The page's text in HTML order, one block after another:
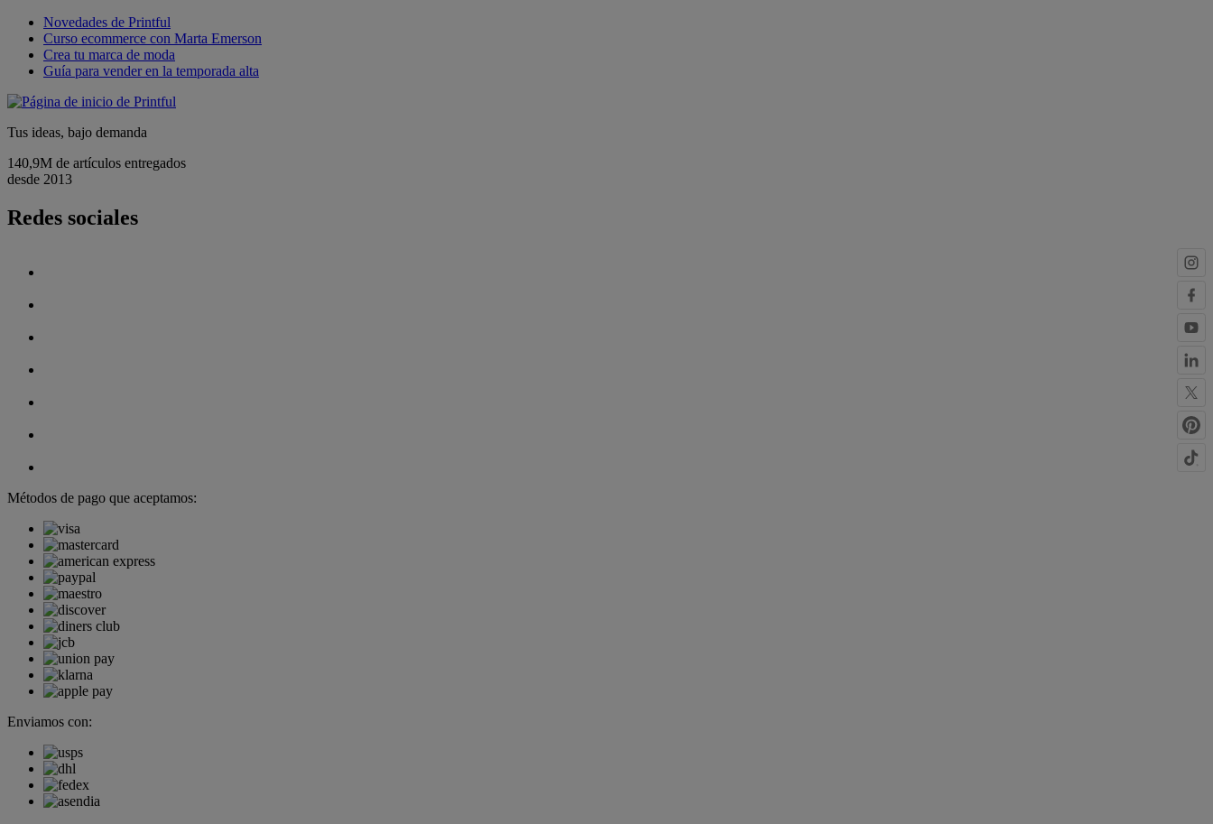
Novedades de Printful
Curso ecommerce con Marta Emerson
Crea tu marca de moda
Guía para vender en la temporada alta
Tus ideas, bajo demanda
140,9M de artículos entregados
desde 2013
Redes sociales
Métodos de pago que aceptamos:
Enviamos con: